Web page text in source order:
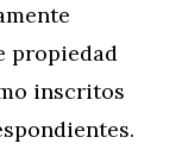
propiedad
inscritos